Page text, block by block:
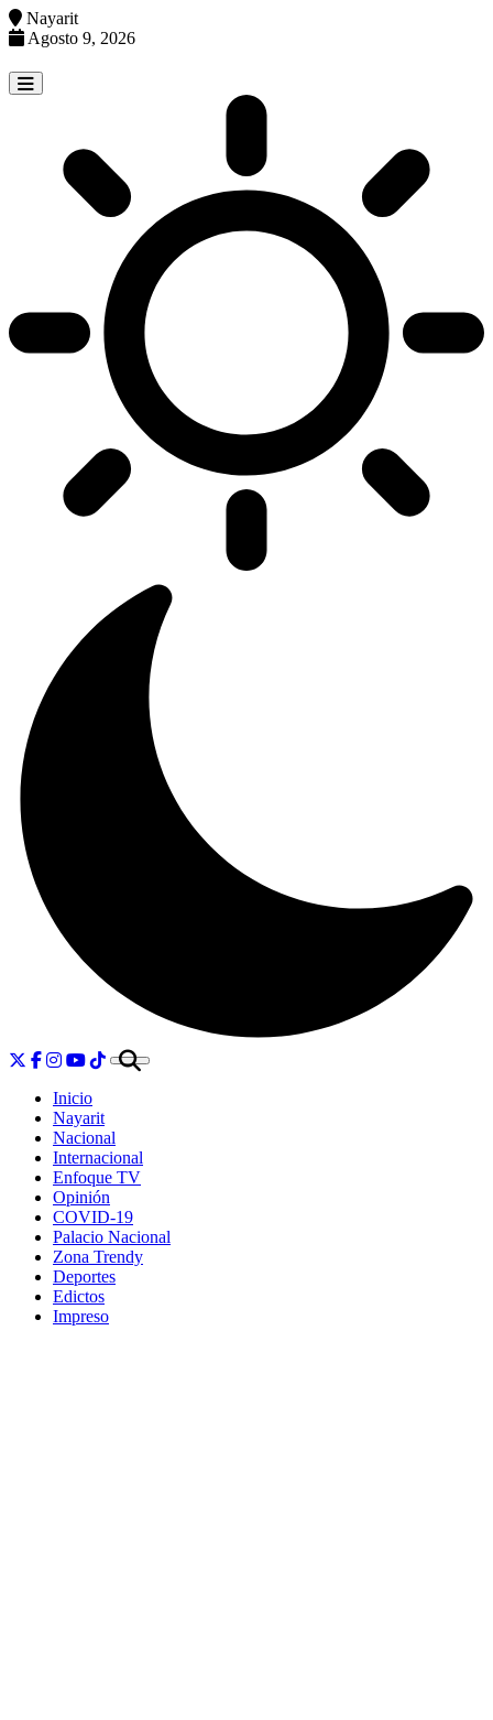
Nayarit
Agosto 9, 2026
to
content
Inicio
Nayarit
Nacional
Internacional
Enfoque TV
Opinión
COVID-19
Palacio Nacional
Zona Trendy
Deportes
Edictos
Impreso